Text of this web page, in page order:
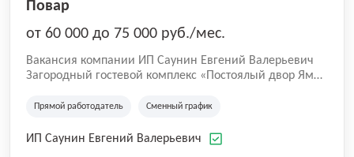
Повар
от 60 000 до 75 000 руб./мес.
Вакансия компании ИП Саунин Евгений Валерьевич
Загородный гостевой комплекс «Постоялый двор Ям»
гостевым домом на 28 номеров различных категорий,
террасой и русской баней!
Прямой работодатель Сменный график
ИП Саунин Евгений Валерьевич